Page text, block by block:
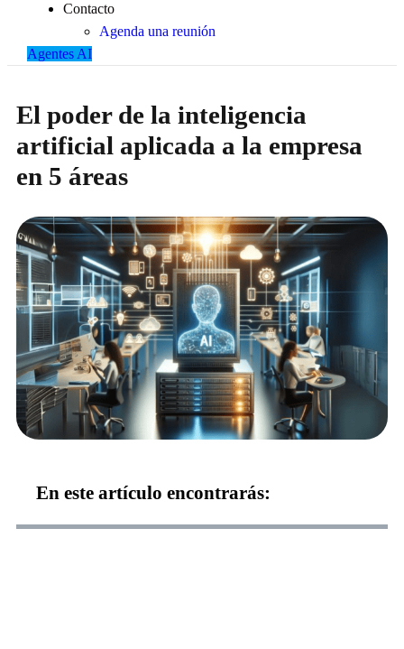
Contacto
Agenda una reunión
Agentes AI
El poder de la inteligencia
artificial aplicada a la empresa
en 5 áreas
En este artículo encontrarás: